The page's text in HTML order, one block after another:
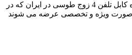
بهترین برند های تولید کننده کابل تلفن 4 زوج طوسی در ایران که در
صورت ویژه و تخصصی عرضه می شوند